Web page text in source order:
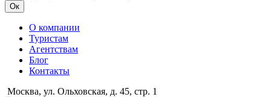
Ок
О компании
Туристам
Агентствам
Блог
Контакты
Москва, ул. Ольховская, д. 45, стр. 1